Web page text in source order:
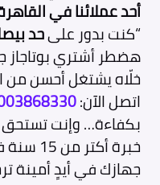
أحد عملائنا في
“كنت بدور علىحد
هضطر أشتري بوتاجاز
خلّاه يشتغل أحسن من
اتصل الآن:
بكفاءة… وإنت
خبرة
جهازك في أيدٍ أمينة